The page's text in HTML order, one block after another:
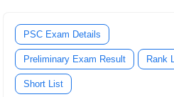
PSC Exam Details
Preliminary Exam Result Rank
Short List